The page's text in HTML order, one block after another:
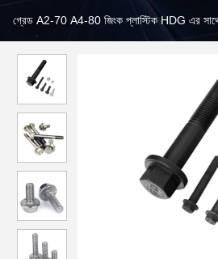
গ্রেড A2-70 A4-80 জিংক প্লাস্টিক HDG এর সাথে